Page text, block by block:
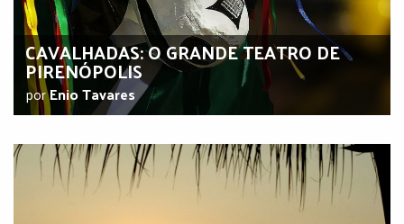
CAVALHADAS: O GRANDE TEATRO DE
PIRENÓPOLIS
porEnio Tavares